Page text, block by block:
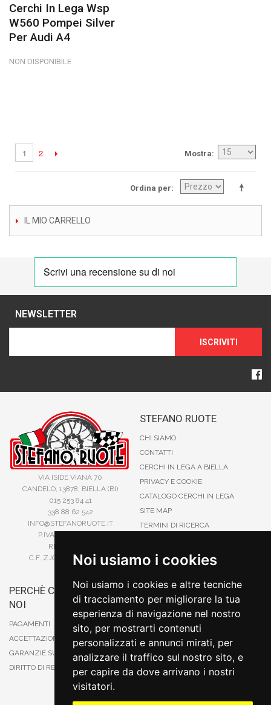
Noi usiamo i cookies
Noi usiamo i cookies e altre tecniche
di tracciamento per migliorare la tua
esperienza di navigazione nel nostro
sito, per mostrarti contenuti
personalizzati e annunci mirati, per
analizzare il traffico sul nostro sito, e
per capire da dove arrivano i nostri
visitatori.
Cerchi In Lega Wsp
W560 Pompei Silver
Per Audi A4
NON DISPONIBILE
Mostra
1 2
Ordina per
IL MIO CARRELLO
NEWSLETTER
ISCRIVITI
VIA ISIDE VIANA 70
CANDELO, 13878, BIELLA (BI)
015 253 84 41
338 88 62 542
INFO@STEFANORUOTE.IT
P.IVA 02525900029
REA BI193453
C.F. ZJOSFN73H14A859X
STEFANO RUOTE
CHI SIAMO
CONTATTI
CERCHI IN LEGA A BIELLA
PRIVACY E COOKIE
CATALOGO CERCHI IN LEGA
SITE MAP
TERMINI DI RICERCA
PERCHÈ COMPRARE DA
NOI
PAGAMENTI
ACCETTAZIONE DEGLI ORDINI
GARANZIE SUI PRODOTTI
DIRITTO DI RECESSO
BONIFICO
CARTA DI CREDITO
PAYPAL
CONTRASSEGNO
POSTEPAY